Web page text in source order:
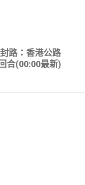
路：香港公路
合(00:00最新)